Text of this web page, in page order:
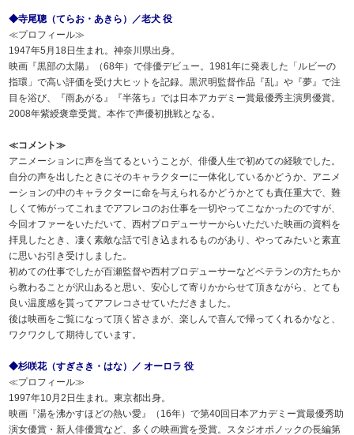
◆寺尾聰（てらお・あきら）／老犬 役
≪プロフィール≫
1947年5月18日生まれ。神奈川県出身。
映画『黒部の太陽』（68年）で俳優デビュー。1981年に発表した「ルビーの
指環」で高い評価を受け大ヒットを記録。黒沢明監督作品『乱』や『夢』で注
目を浴び、『雨あがる』『半落ち』では日本アカデミー賞最優秀主演男優賞。
2008年紫綬褒章受賞。本作で声優初挑戦となる。
≪コメント≫
アニメーションに声を当てるということが、俳優人生で初めての経験でした。
自分の声を出したときにそのキャラクターに一体化しているかどうか、アニメ
ーションの中のキャラクターに命を与えられるかどうかとても責任重大で、難
しくて怖がってこれまでアフレコのお仕事を一切やってこなかったのですが、
今回オファーをいただいて、西村プロデューサーからいただいた映画の資料を
拝見したとき、凄く素敵な話で引き込まれるものがあり、やってみたいと素直
に思いお引き受けしました。
初めての仕事でしたが百瀬監督や西村プロデューサーなどベテランの方たちか
ら教わることが沢山あると思い、安心して寄りかからせて頂きながら、とても
良い温度感を貰ってアフレコさせていただきました。
後は映画をご覧になって頂く皆さまが、楽しんで喜んで帰ってくれるかなと、
ワクワクして期待しています。
◆杉咲花（すぎさき・はな）／ オーロラ 役
≪プロフィール≫
1997年10月2日生まれ。東京都出身。
映画『湯を沸かすほどの熱い愛』（16年）で第40回日本アカデミー賞最優秀助
演女優賞・新人俳優賞など、多くの映画賞を受賞。スタジオポノックの長編第